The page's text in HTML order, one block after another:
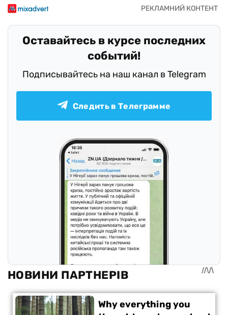
Оставайтесь в курсе последних
событий!
Подписывайтесь на наш канал в Telegram
Следить в Телеграмме